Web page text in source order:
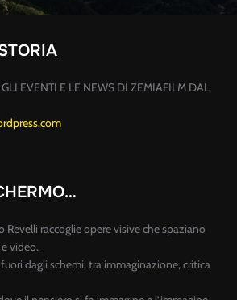
EVENTI E LE NEWS DI ZEMIAFILM DAL
Revelli raccoglie opere visive che spaziano
video.
dagli schemi, tra immaginazione, critica